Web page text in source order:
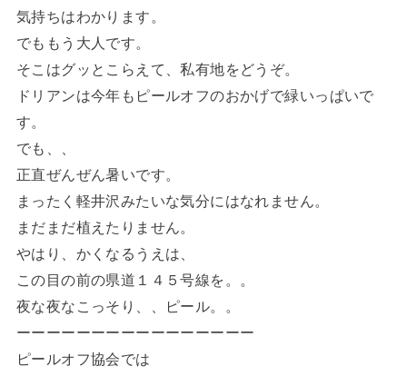
気持ちはわかります。
でももう大人です。
そこはグッとこらえて、私有地をどうぞ。
ドリアンは今年もピールオフのおかげで緑いっぱいで
す。
でも、、
正直ぜんぜん暑いです。
まったく軽井沢みたいな気分にはなれません。
まだまだ植えたりません。
やはり、かくなるうえは、
この目の前の県道１４５号線を。。
夜な夜なこっそり、、ピール。。
ーーーーーーーーーーーーーーーー
ピールオフ協会では